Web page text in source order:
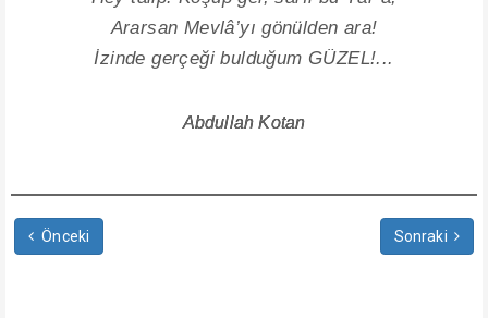
Ararsan Mevlâ’yı gönülden ara!
İzinde gerçeği bulduğum GÜZEL!...
Abdullah Kotan
Önceki Sonraki